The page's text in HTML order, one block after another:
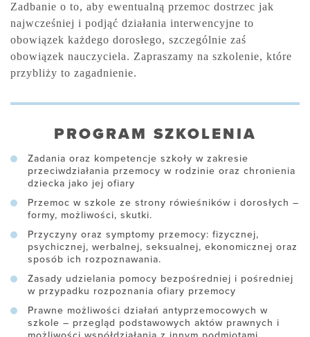
Zadbanie o to, aby ewentualną przemoc dostrzec jak
najwcześniej i podjąć działania interwencyjne to
obowiązek każdego dorosłego, szczególnie zaś
obowiązek nauczyciela. Zapraszamy na szkolenie, które
przybliży to zagadnienie.
PROGRAM SZKOLENIA
Zadania oraz kompetencje szkoły w zakresie
przeciwdziałania przemocy w rodzinie oraz chronienia
dziecka jako jej ofiary
Przemoc w szkole ze strony rówieśników i dorosłych –
formy, możliwości, skutki.
Przyczyny oraz symptomy przemocy: fizycznej,
psychicznej, werbalnej, seksualnej, ekonomicznej oraz
sposób ich rozpoznawania.
Zasady udzielania pomocy bezpośredniej i pośredniej
w przypadku rozpoznania ofiary przemocy
Prawne możliwości działań antyprzemocowych w
szkole – przegląd podstawowych aktów prawnych i